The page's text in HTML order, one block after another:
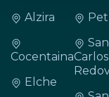
Alzira
Cocentaina
Elche
San